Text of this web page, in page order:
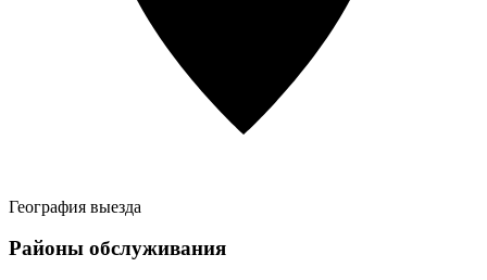
География выезда
Районы обслуживания